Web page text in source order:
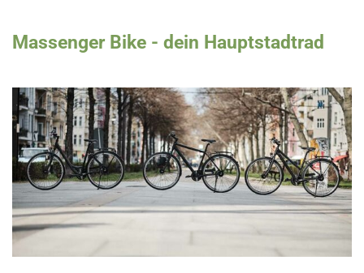
Massenger Bike - dein Hauptstadtrad